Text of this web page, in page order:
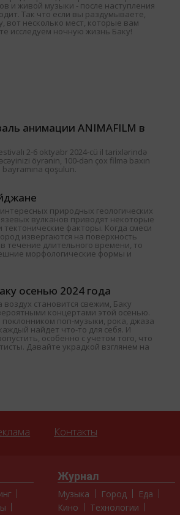
и живой музыки - после наступления
Так что если вы раздумываете,
вот несколько мест, которые вам
исследуем ночную жизнь Баку!
анимации ANIMAFILM в
2-6 oktyabr 2024-cü il tarixlərində
öyrənin, 100-dən çox filmə baxın
qoşulun.
природных геологических
вулканов приводят некоторые
тектонические факторы. Когда смеси
извергаются на поверхность
течение длительного времени, то
морфологические формы и
осенью 2024 года
становится свежим, Баку
концертами этой осенью.
поп-музыки, рока, джаза
найдет что-то для себя. И
особенно с учетом того, что
Давайте украдкой взглянем на
Контакты
Журнал
Музыка Город
Еда
Кино
Технологии